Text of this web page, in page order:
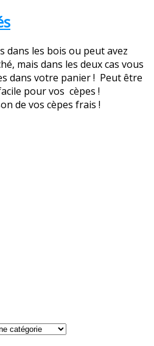
dans les bois ou peut avez
mais dans les deux cas vous
dans votre panier ! Peut être
pour vos cèpes !
de vos cèpes frais !